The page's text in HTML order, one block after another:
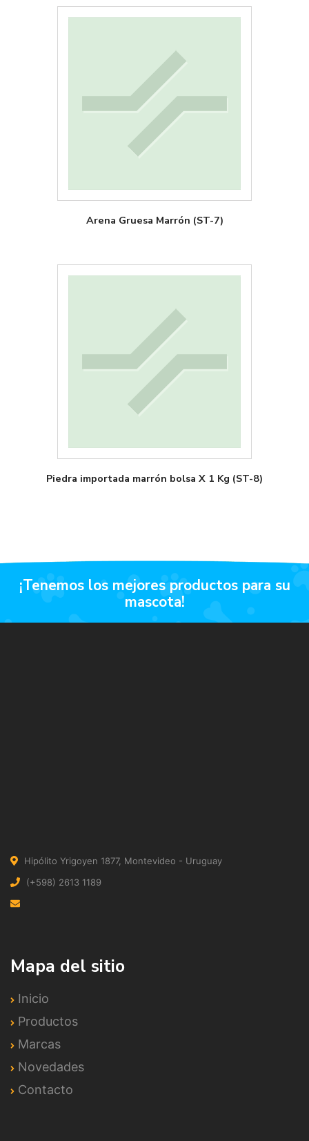
Arena Gruesa Marrón (ST-7)
Piedra importada marrón bolsa X 1 Kg (ST-8)
¡tenemos los mejores productos para su
mascota!
Hipólito Yrigoyen 1877, Montevideo - Uruguay
(+598) 2613 1189
Mapa del sitio
Inicio
Productos
Marcas
Novedades
Contacto